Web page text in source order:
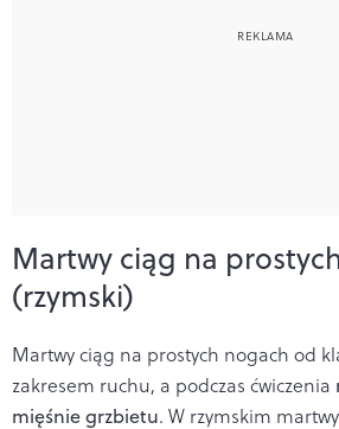
Martwy ciąg na
(rzymski)
Martwy ciąg na prostych nogach od
zakresem ruchu, a podczas ćwiczenia
mięśnie grzbietu. W rzymskim